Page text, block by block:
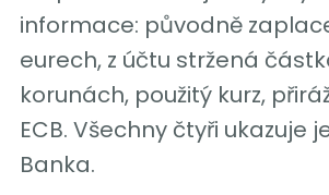
informace: původně
eurech, z účtu stržená
korunách, použitý kurz,
ECB. Všechny čtyři ukazuje
Banka.